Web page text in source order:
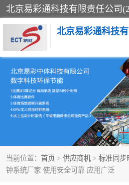
北京易彩通科技
当前位置： 首页 > 供应商机 > 标准同步
钟系统厂家 使用安全可靠 应用广泛
记分系统
智能颁奖旗系统
计时计分及成绩处理系统
体育场馆影像采集回放系